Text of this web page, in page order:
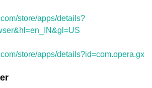
store/apps/details?
store/apps/details?id=com.opera.gx